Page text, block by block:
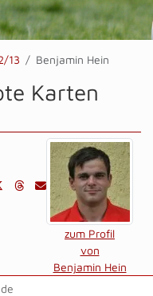
13 Benjamin Hein
Karten
zum Profil
von
Benjamin Hein